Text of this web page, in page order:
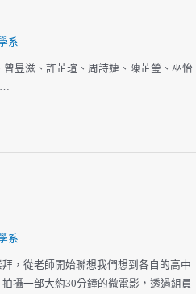
系
曾昱滋、許芷瑄、周詩婕、陳芷瑩、巫怡
…
系
，從老師開始聯想我們想到各自的高中
攝一部大約30分鐘的微電影，透過組員